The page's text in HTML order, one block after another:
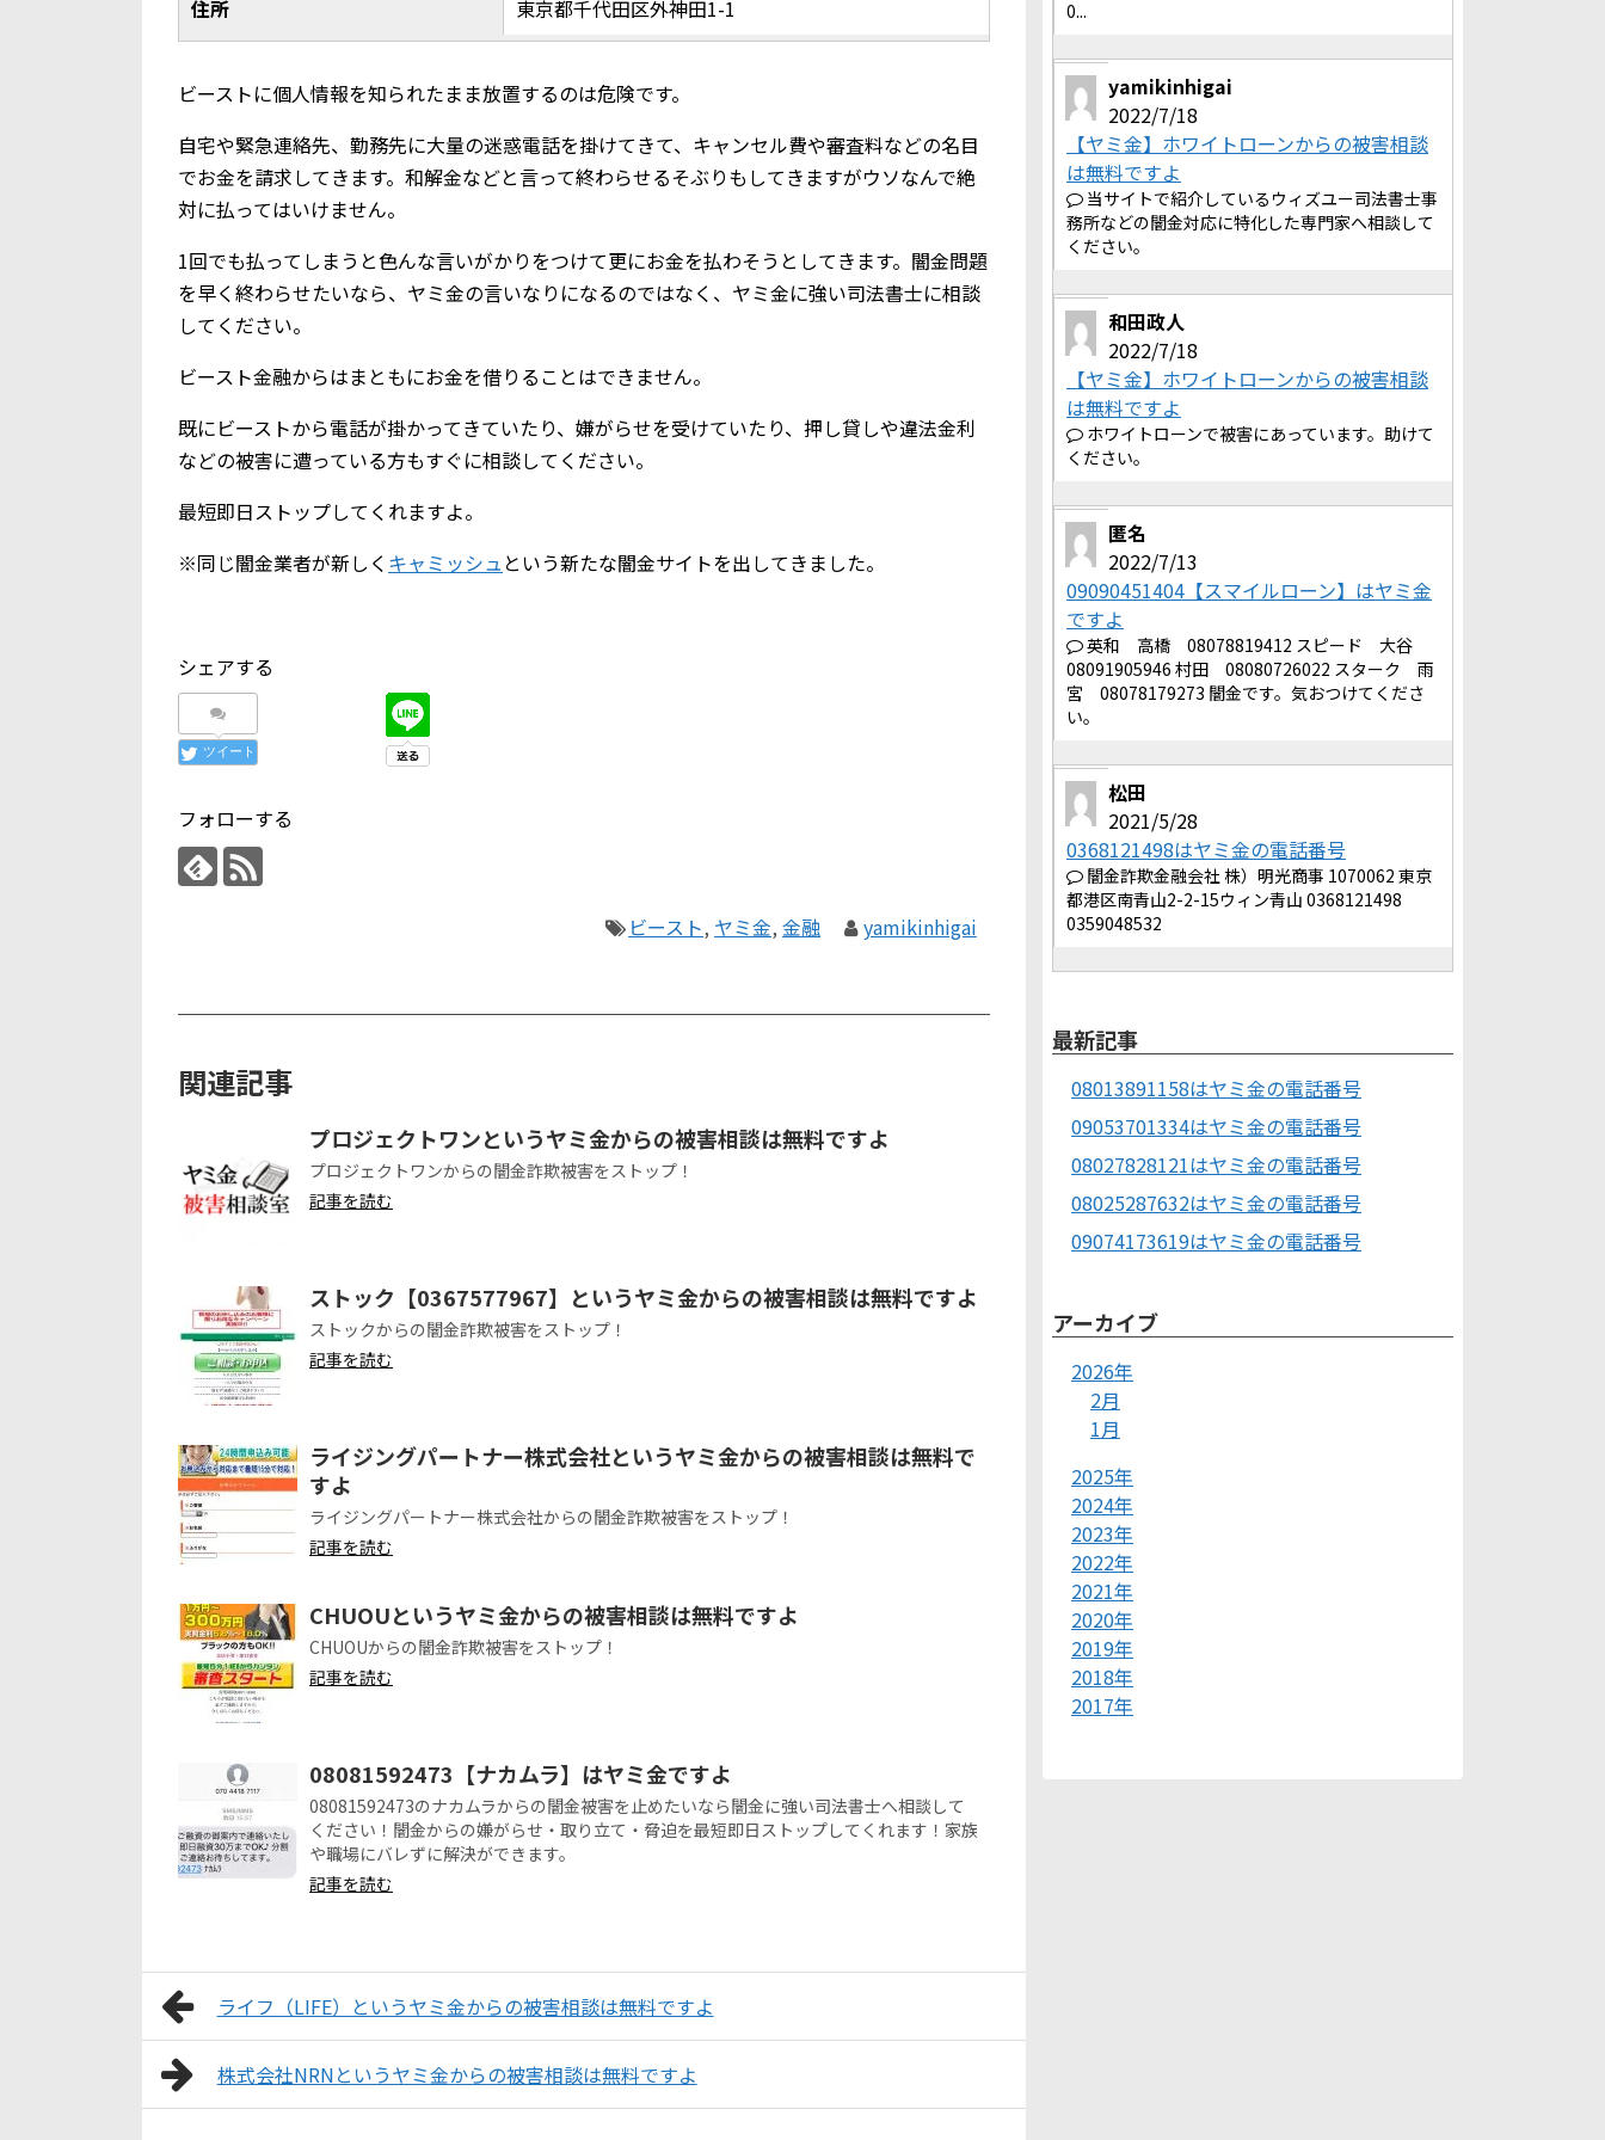
住所 東京都千代田区外神田1-1
ビーストに個人情報を知られたまま放置するのは危険です。
自宅や緊急連絡先、勤務先に大量の迷惑電話を掛けてきて、キャンセル費や審査料などの名目
でお金を請求してきます。和解金などと言って終わらせるそぶりもしてきますがウソなんで絶
対に払ってはいけません。
1回でも払ってしまうと色んな言いがかりをつけて更にお金を払わそうとしてきます。闇金問題
を早く終わらせたいなら、ヤミ金の言いなりになるのではなく、ヤミ金に強い司法書士に相談
してください。
ビースト金融からはまともにお金を借りることはできません。
既にビーストから電話が掛かってきていたり、嫌がらせを受けていたり、押し貸しや違法金利
などの被害に遭っている方もすぐに相談してください。
最短即日ストップしてくれますよ。
※同じ闇金業者が新しく キャミッシュ という新たな闇金サイトを出してきました。
シェアする
ツイート
フォローする
ビースト, ヤミ金,金融 yamikinhigai
関連記事
プロジェクトワンというヤミ金からの被害相談は無料ですよ
プロジェクトワンからの闇金詐欺被害をストップ！
記事を読む
ストック【0367577967】というヤミ金からの被害相談は無料ですよ
ストックからの闇金詐欺被害をストップ！
記事を読む
ライジングパートナー株式会社というヤミ金からの被害相談は無料で
すよ
ライジングパートナー株式会社からの闇金詐欺被害をストップ！
記事を読む
CHUOUというヤミ金からの被害相談は無料ですよ
CHUOUからの闇金詐欺被害をストップ！
記事を読む
08081592473【ナカムラ】はヤミ金ですよ
08081592473のナカムラからの闇金被害を止めたいなら闇金に強い司法書士へ相談して
ください！闇金からの嫌がらせ・取り立て・脅迫を最短即日ストップしてくれます！家族
や職場にバレずに解決ができます。
記事を読む
ライフ（LIFE）というヤミ金からの被害相談は無料ですよ
株式会社NRNというヤミ金からの被害相談は無料ですよ
0...
yamikinhigai
2022/7/18
【ヤミ金】ホワイトローンからの被害相談
は無料ですよ
当サイトで紹介しているウィズユー司法書士事
務所などの闇金対応に特化した専門家へ相談して
ください。
和田政人
2022/7/18
【ヤミ金】ホワイトローンからの被害相談
は無料ですよ
ホワイトローンで被害にあっています。助けて
ください。
匿名
2022/7/13
09090451404【スマイルローン】はヤミ金
ですよ
英和 高橋 08078819412 スピード 大谷
08091905946 村田 08080726022 スターク 雨
宮 08078179273 闇金です。気おつけてくださ
い。
松田
2021/5/28
0368121498はヤミ金の電話番号
闇金詐欺金融会社 株）明光商事 1070062 東京
都港区南青山2-2-15ウィン青山 0368121498
0359048532
最新記事
08013891158はヤミ金の電話番号
09053701334はヤミ金の電話番号
08027828121はヤミ金の電話番号
08025287632はヤミ金の電話番号
09074173619はヤミ金の電話番号
アーカイブ
2026年
2月
1月
2025年
2024年
2023年
2022年
2021年
2020年
2019年
2018年
2017年